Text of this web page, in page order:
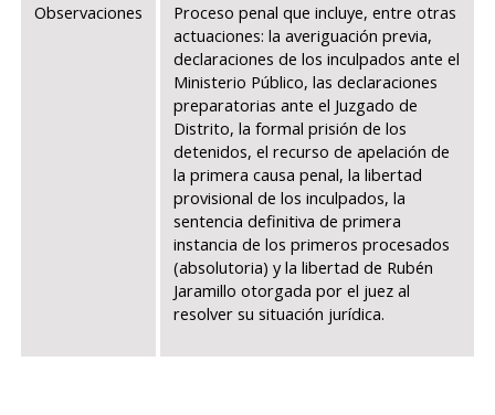
Observaciones
Proceso penal que incluye, entre otras
actuaciones: la averiguación previa,
declaraciones de los inculpados ante el
Ministerio Público, las declaraciones
preparatorias ante el Juzgado de
Distrito, la formal prisión de los
detenidos, el recurso de apelación de
la primera causa penal, la libertad
provisional de los inculpados, la
sentencia definitiva de primera
instancia de los primeros procesados
(absolutoria) y la libertad de Rubén
Jaramillo otorgada por el juez al
resolver su situación jurídica.